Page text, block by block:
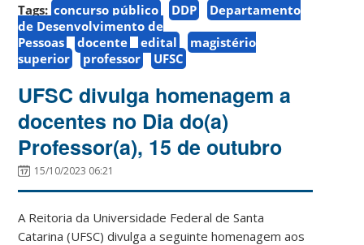
Tags: concurso público DDP
Departamento
de Desenvolvimento de
Pessoas
docente edital
magistério
superior
professor UFSC
UFSC divulga homenagem a
docentes no Dia do(a)
Professor(a), 15 de outubro
15/10/2023 06:21
A Reitoria da Universidade Federal de Santa
Catarina (UFSC) divulga a seguinte homenagem aos